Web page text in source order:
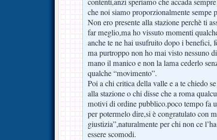
che noi siamo proporzionalmente sempe
Non ero presente alla stazione perchè ti
far meglio,ma ho vissuto momenti
anche te ne hai usufruito dopo i benefici,
ma purtroppo non ho mai visto nessuno
mano il manico e non la lama cederlo
qualche “movimento”.
Poi a chi critica della valle e a te chiedo
alla stazione o chi disse che a roma
motivi di ordine pubblico.poco tempo fa
per potermelo dire,si è congratulato con
giustizia”,naturalmente per chi non ce
essere scomodi.